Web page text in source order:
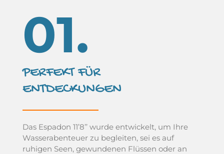
01.
PERFEKT FÜR
ENTDECKUNGEN
Das Espadon 11’8’’ wurde entwickelt, um Ihre
Wasserabenteuer zu begleiten, sei es auf
ruhigen Seen, gewundenen Flüssen oder an